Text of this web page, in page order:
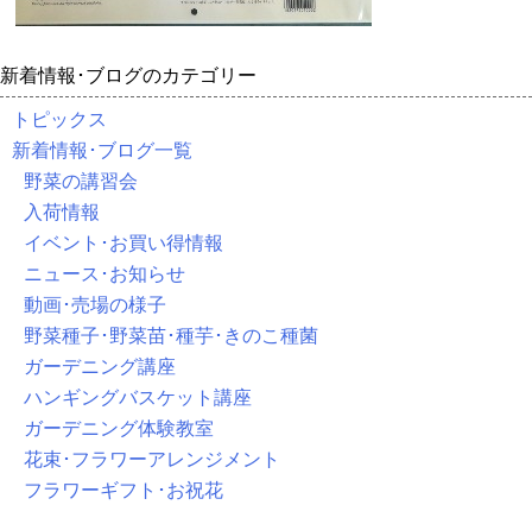
新着情報･ブログのカテゴリー
トピックス
新着情報･ブログ一覧
野菜の講習会
入荷情報
イベント･お買い得情報
ニュース･お知らせ
動画･売場の様子
野菜種子･野菜苗･種芋･きのこ種菌
ガーデニング講座
ハンギングバスケット講座
ガーデニング体験教室
花束･フラワーアレンジメント
フラワーギフト･お祝花